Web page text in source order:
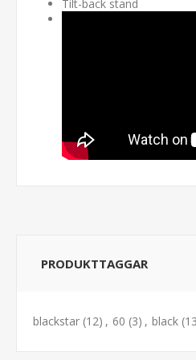
Tilt-back stand
PRODUKTTAGGAR
blackstar (12) , 60 (3) , black